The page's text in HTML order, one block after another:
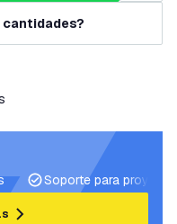
Soporte para